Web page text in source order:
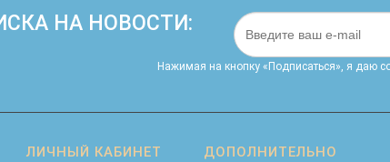
НА НОВОСТИ:
Нажимая на кнопку «Подписаться», я даю
ЛИЧНЫЙ КАБИНЕТ ДОПОЛНИТЕЛЬНО